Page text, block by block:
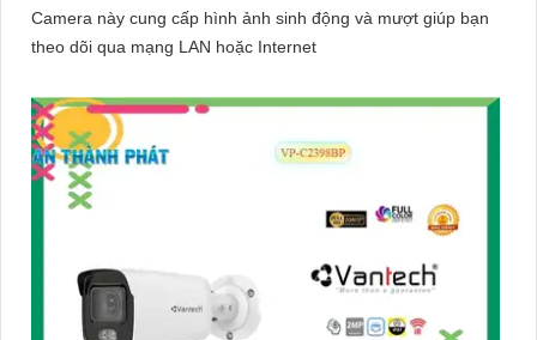
Camera này cung cấp hình ảnh sinh động và mượt giúp bạn
theo dõi qua mạng LAN hoặc Internet